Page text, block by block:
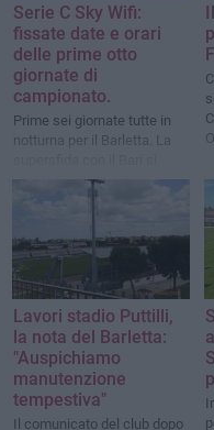
Serie C Sky Wifi:
fissate date e orari
delle prime otto
giornate di
campionato.
Prime sei giornate tutte in
notturna per il Barletta. La
giocheràvenerdì 28 agosto
alle ore 21. Contro il Potenza
settembre.
Lavori stadio Puttilli,
la nota del Barletta:
"Auspichiamo
manutenzione
tempestiva"
Il comunicato del club dopo